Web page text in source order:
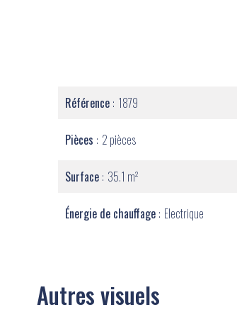
Référence 1879
Pièces 2 pièces
Surface 35.1 m²
Énergie de chauffage Electrique
Autres visuels